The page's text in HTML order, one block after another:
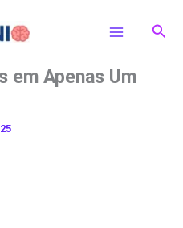
em Apenas Um